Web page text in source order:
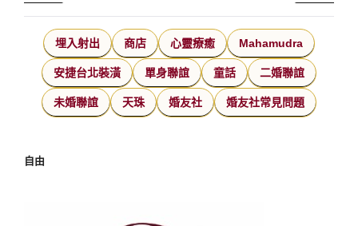
埋入射出 商店 心靈療癒 Mahamudra
安捷台北裝潢 單身聯誼 童話 二婚聯誼
未婚聯誼 天珠 婚友社 婚友社常見問題
自由